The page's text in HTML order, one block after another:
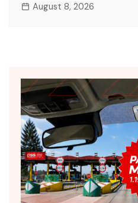
August 8, 2026